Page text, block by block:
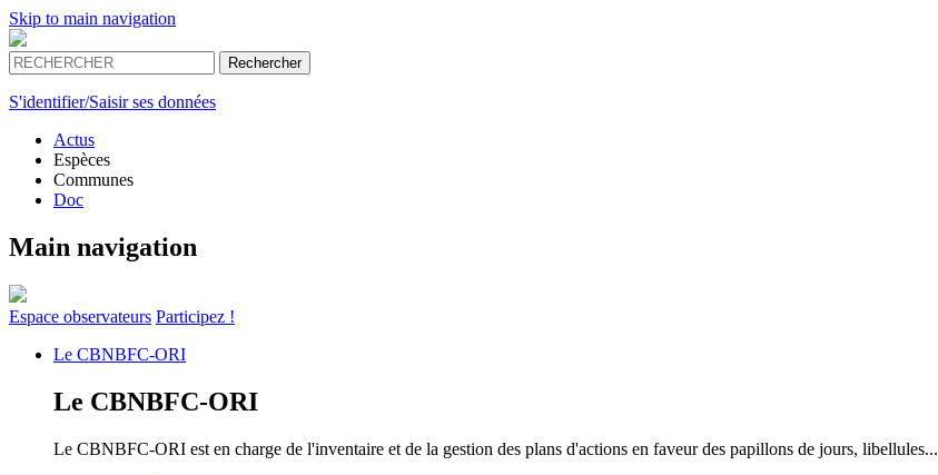
Skip to main navigation
S'identifier/Saisir ses données
Actus
Espèces
Communes
Doc
Main navigation
Espace observateurs Participez !
Le CBNBFC-ORI
Le CBNBFC-ORI
Le CBNBFC-ORI est en charge de l'inventaire et de la gestion des plans d'actions en faveur des papillons de jours, libellules...